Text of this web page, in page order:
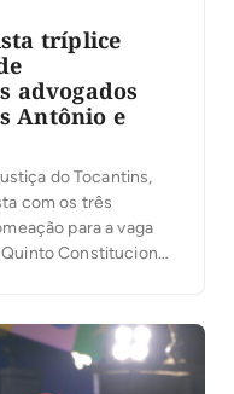
tríplice
advogados
Antônio e
do Tocantins,
com os três
para a vaga
Constitucional.
sêxtupla com […]